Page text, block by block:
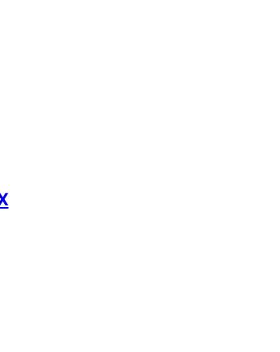
se pueden elegir en la página de producto